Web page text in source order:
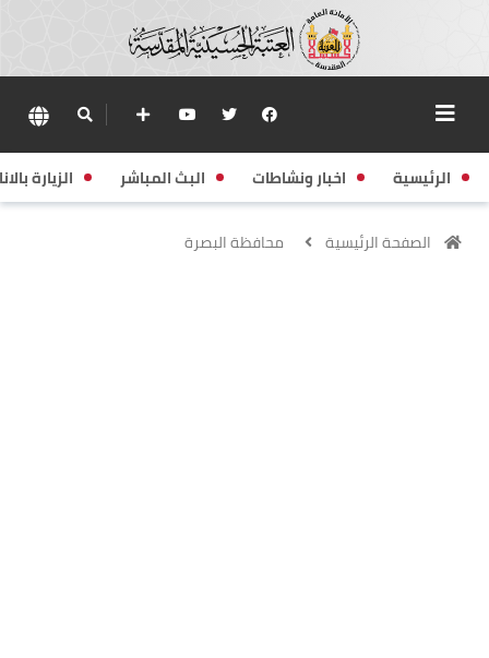
الرئيسية اخبار ونشاطات البث المباشر الزيارة
الصفحة الرئيسية محافظة البصرة